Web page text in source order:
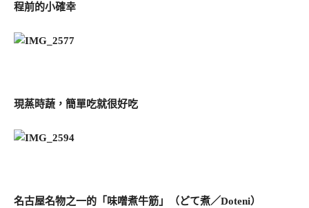
程前的小確幸
現蒸時蔬，簡單吃就很好吃
名古屋名物之一的「味噌煮牛筋」（どて煮／Doteni）